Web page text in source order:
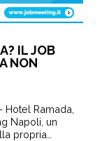
IL JOB
NON
Ramada,
Napoli, un
propria…